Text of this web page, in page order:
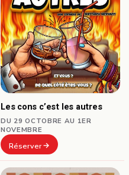
Les cons c’est les autres
DU 29 OCTOBRE AU 1ER
NOVEMBRE
Réserver